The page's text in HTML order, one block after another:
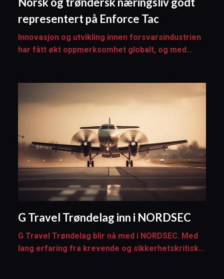
representert på Enforce Tac
Innovasjon og utvikling innen forsvarsindustrien
har fått økt oppmerksomhet globalt, og med...
G Travel Trøndelag inn i NORDSEC
G Travel Trøndelag blir nå med i NORDSEC. Med
lang erfaring fra krevende og sikkerhetskritisk...